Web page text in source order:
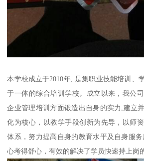
本学校成立于2010年, 是集职业技能培训、
于一体的综合培训学校。成立以来，我公
企业管理培训方面锻造出自身的实力,建立
化为核心，以教学手段创新为先导，以师
体系，努力提高自身的教育水平及自身服
心考得舒心，有效的解决了学员快速持上岗